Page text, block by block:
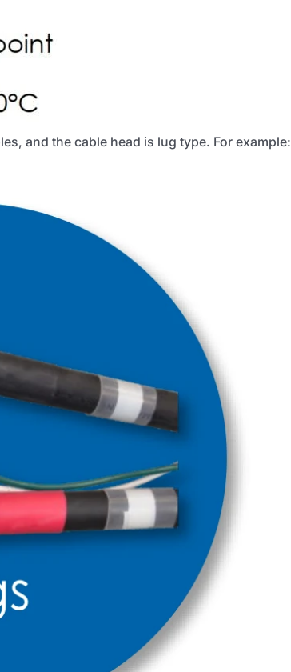
and the cable head is lug type. For example: